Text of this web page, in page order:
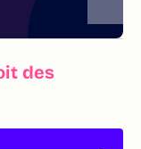
des